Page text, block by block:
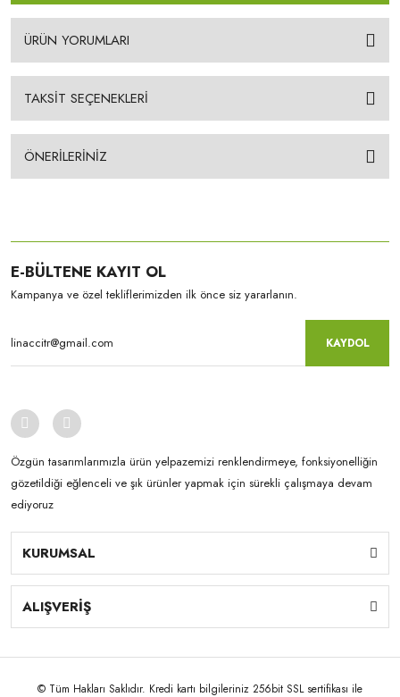
ÜRÜN YORUMLARI
TAKSİT SEÇENEKLERİ
ÖNERİLERİNİZ
E-BÜLTENE KAYIT OL
Kampanya ve özel tekliflerimizden ilk önce siz yararlanın.
KAYDOL
Özgün tasarımlarımızla ürün yelpazemizi renklendirmeye, fonksiyonelliğin
gözetildiği eğlenceli ve şık ürünler yapmak için sürekli çalışmaya devam
ediyoruz
KURUMSAL
ALIŞVERİŞ
© Tüm Hakları Saklıdır. Kredi kartı bilgileriniz 256bit SSL sertifikası ile